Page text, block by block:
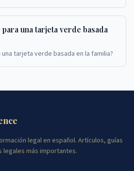
una tarjeta verde basada
tarjeta verde basada en la familia?
legal en español. Artículos, guías
legales más importantes.